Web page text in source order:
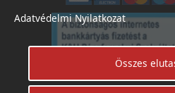
Adatvédelmi Nyilatkozat
Összes